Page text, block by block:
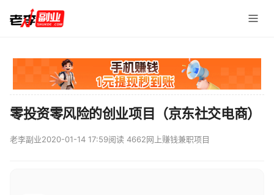
零投资零风险的创业项目（京东社交电商）
老李副业2020-01-14 17:59阅读 4662网上赚钱兼职项目